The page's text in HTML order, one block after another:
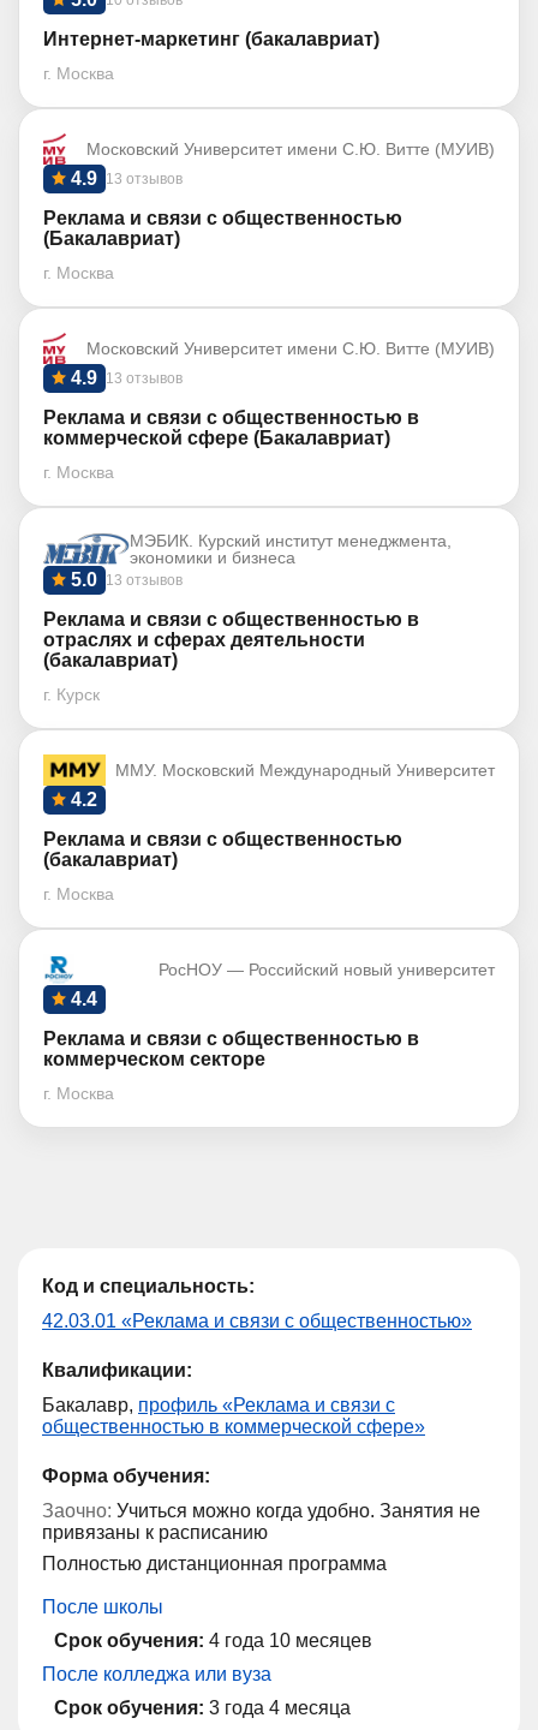
Интернет-маркетинг (бакалавриат)
г. Москва
Московский Университет имени С.Ю. Витте (МУИВ)
13 отзывов
4.9
Реклама и связи с общественностью
(Бакалавриат)
г. Москва
Московский Университет имени С.Ю. Витте (МУИВ)
13 отзывов
4.9
Реклама и связи с общественностью в
коммерческой сфере (Бакалавриат)
г. Москва
МЭБИК. Курский институт менеджмента,
экономики и бизнеса
13 отзывов
5.0
Реклама и связи с общественностью в
отраслях и сферах деятельности
(бакалавриат)
г. Курск
ММУ. Московский Международный Университет
4.2
Реклама и связи с общественностью
(бакалавриат)
г. Москва
РосНОУ — Российский новый университет
4.4
Реклама и связи с общественностью в
коммерческом секторе
г. Москва
Код и специальность:
42.03.01 «Реклама и связи с общественностью»
Квалификации:
Бакалавр, профиль «Реклама и связи с
общественностью в коммерческой сфере»
Форма обучения:
Заочно: Учиться можно когда удобно. Занятия не
привязаны к расписанию
Полностью дистанционная программа
После школы
Срок обучения: 4 года 10 месяцев
После колледжа или вуза
Срок обучения: 3 года 4 месяца